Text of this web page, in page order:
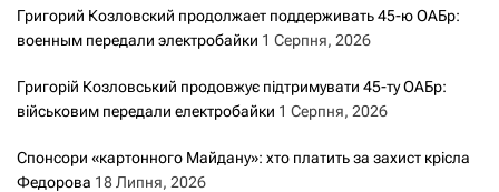
Григорий Козловский продолжает поддерживать 45-ю ОАБр:
военным передали электробайки 1 Серпня, 2026
Григорій Козловський продовжує підтримувати 45-ту ОАБр:
військовим передали електробайки 1 Серпня, 2026
Спонсори «картонного Майдану»: хто платить за захист крісла
Федорова 18 Липня, 2026